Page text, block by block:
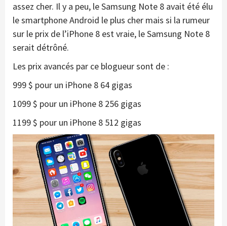
assez cher. Il y a peu, le Samsung Note 8 avait été élu
le smartphone Android le plus cher mais si la rumeur
sur le prix de l’iPhone 8 est vraie, le Samsung Note 8
serait détrôné.
Les prix avancés par ce blogueur sont de :
999 $ pour un iPhone 8 64 gigas
1099 $ pour un iPhone 8 256 gigas
1199 $ pour un iPhone 8 512 gigas